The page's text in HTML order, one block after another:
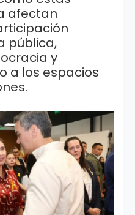
afectan
pública,
y
a los espacios